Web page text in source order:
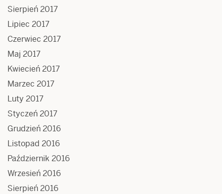
Sierpień 2017
Lipiec 2017
Czerwiec 2017
Maj 2017
Kwiecień 2017
Marzec 2017
Luty 2017
Styczeń 2017
Grudzień 2016
Listopad 2016
Październik 2016
Wrzesień 2016
Sierpień 2016